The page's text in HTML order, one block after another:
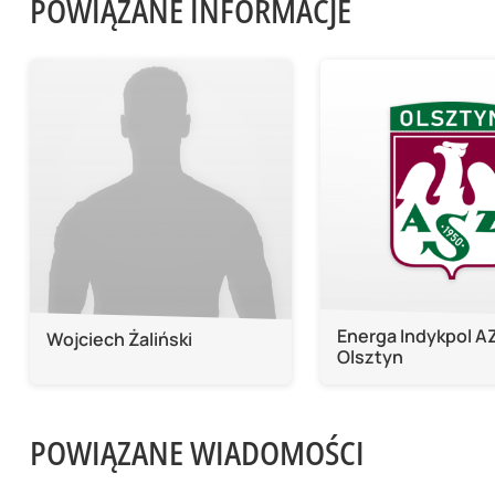
POWIĄZANE INFORMACJE
Wojciech Żaliński
Energa Indykpol
Olsztyn
POWIĄZANE WIADOMOŚCI